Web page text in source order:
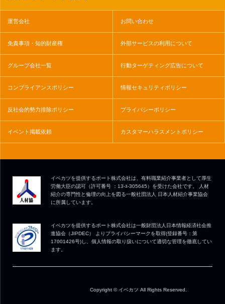
運営会社 お問い合わせ
免責事項・知的財産権 外部サービスの利用について
グループ会社一覧 行動ターゲティング広告について
コンプライアンスポリシー 情報セキュリティポリシー
反社会的勢力排除ポリシー プライバシーポリシー
イベント掲載依頼 カスタマーハラスメントポリシー